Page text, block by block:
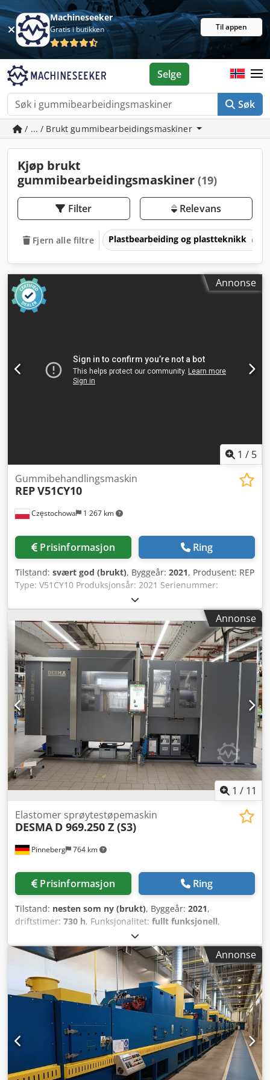
Machineseeker
Gratis i butikken Til appen
Søk
Selge
/ ... / Brukt gummibearbeidingsmaskiner
Kjøp brukt
gummibearbeidingsmaskiner (19)
Filter Relevans
Fjern alle filtre Plastbearbeiding og plastteknikk
Annonse
1 / 5
Częstochowa 1 267 km
Gummibehandlingsmaskin
REPV51CY10
Prisinformasjon Ring
Tilstand: svært god (brukt), Byggeår: 2021, Produsent: REP
Type: V51CY10 Produksjonsår: 2021 Serienummer:
V51CY1021128034 Lukkekraft: 2 500 kN Avstand mellom
søylene: 630 mm Maskinvekt: 5 490 kg Antall: 1 stk.
Kategori: Sprøytestøpemaskiner for plast / emballasje
Crsdpfx Acozl Dfxsijf Maskintype: Sprøytestøpemaskin for
gummi (Gummi-sprøytestøpemaskin).
Annonse
1 / 11
Pinneberg 764 km
Elastomer sprøytestøpemaskin
DESMA D 969.250 Z (S3)
Prisinformasjon Ring
Tilstand: nesten som ny (brukt), Byggeår: 2021,
driftstimer: 730 h, Funksjonalitet: fullt funksjonell,
, nominell effekt:
driftstrykk:265 stang, Vi tilbyr denne tilnærmet nye DESMA
D 969.250 Z (S3) gummibearbeidingsmaskinen, årsmodell
2021. Lukkekraft: 2700 kN Injeksjonsvolum: 500 cm³
Injeksjonstrykk: 3500 bar EUROMAP-størrelse: 2700-1750
Spenning: 400 V Credpfx Acezgvxysief Frekvens: 50 Hz
Maks kortslutningsstrøm: 10 kA Totalstrøm: 138 A For-
sikring: 160 A Pumpetrykk: 265 bar Pumpekapasitet: 72/39
l/min Pumpedrift strømopptak: 32,0 A Pumpedrift effekt: 22
kW Dysetrykk: 58 kN Vekt: 10,7 t Trykkluftmengde: 0,5 m³/t
Trykklufttrykk: 6 bar Kjølevannsmengde: 1,6 m³/t Maks
kjølevannstemperatur: 20 °C Driftstimer hydraulikkmotor:
Annonse